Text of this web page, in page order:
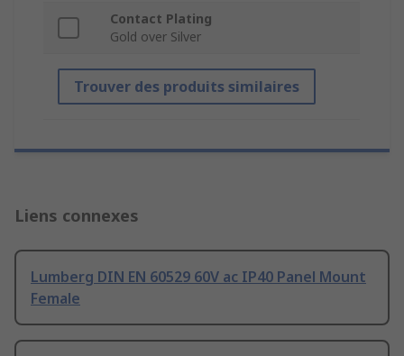
Contact Plating
Gold over Silver
Trouver des produits similaires
Liens connexes
Lumberg DIN EN 60529 60V ac IP40 Panel Mount
Female